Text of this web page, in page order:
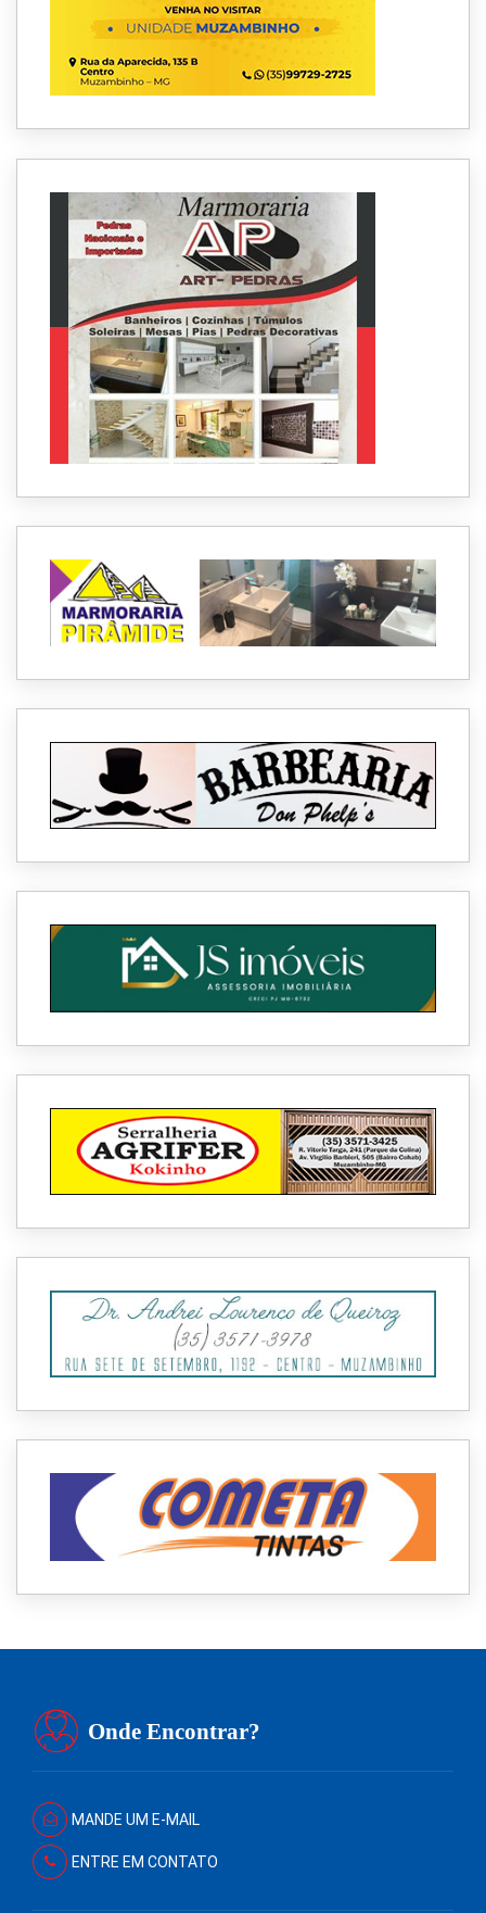
Onde Encontrar?
MANDE UM E-MAIL
ENTRE EM CONTATO